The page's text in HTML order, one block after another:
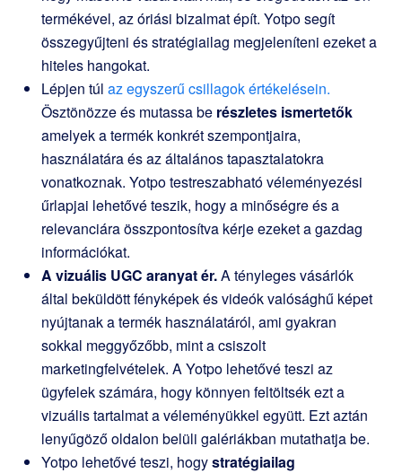
termékével, az óriási bizalmat épít. Yotpo segít
összegyűjteni és stratégiailag megjeleníteni ezeket a
hiteles hangokat.
Lépjen túl az egyszerű csillagok értékelésein.
Ösztönözze és mutassa be részletes ismertetők
amelyek a termék konkrét szempontjaira,
használatára és az általános tapasztalatokra
vonatkoznak. Yotpo testreszabható véleményezési
űrlapjai lehetővé teszik, hogy a minőségre és a
relevanciára összpontosítva kérje ezeket a gazdag
információkat.
A vizuális UGC aranyat ér.A tényleges vásárlók
által beküldött fényképek és videók valósághű képet
nyújtanak a termék használatáról, ami gyakran
sokkal meggyőzőbb, mint a csiszolt
marketingfelvételek. A Yotpo lehetővé teszi az
ügyfelek számára, hogy könnyen feltöltsék ezt a
vizuális tartalmat a véleményükkel együtt. Ezt aztán
lenyűgöző oldalon belüli galériákban mutathatja be.
Yotpo lehetővé teszi, hogystratégiailag